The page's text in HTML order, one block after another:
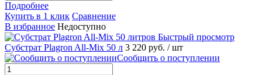
Подробнее
Купить в 1 клик Сравнение
В избранное Недоступно
Быстрый просмотр
Субстрат Plagron All-Mix 50 л 3 220 руб. / шт
Сообщить о поступлении